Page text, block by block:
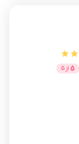
5 از 5